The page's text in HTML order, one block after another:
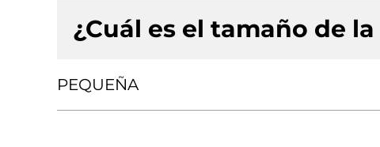
¿Cuál es el tamaño de
PEQUEÑA